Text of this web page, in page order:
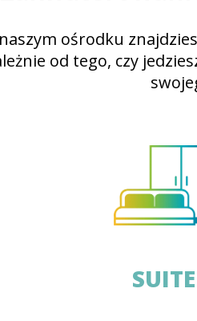
ośrodku
od tego, czy
SUITE